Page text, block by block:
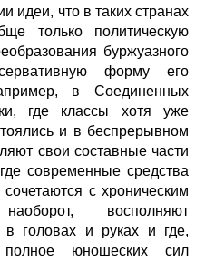
идеи, что в таких странах
только политическую
буржуазного
форму его
в Соединенных
где классы хотя уже
и в беспрерывном
свои составные части
современные средства
с хроническим
восполняют
в головах и руках и где,
полное юношеских сил